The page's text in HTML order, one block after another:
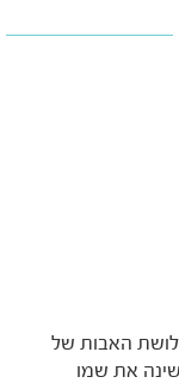
האבות של
את שמו